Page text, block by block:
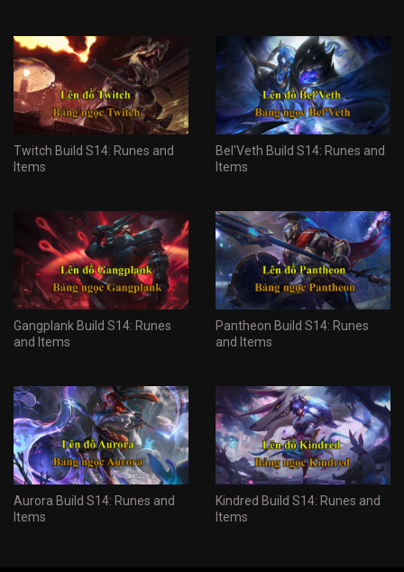
Twitch Build S14: Runes and
Items
Bel'Veth Build S14: Runes and
Items
Gangplank Build S14: Runes
and Items
Pantheon Build S14: Runes
and Items
Aurora Build S14: Runes and
Items
Kindred Build S14: Runes and
Items